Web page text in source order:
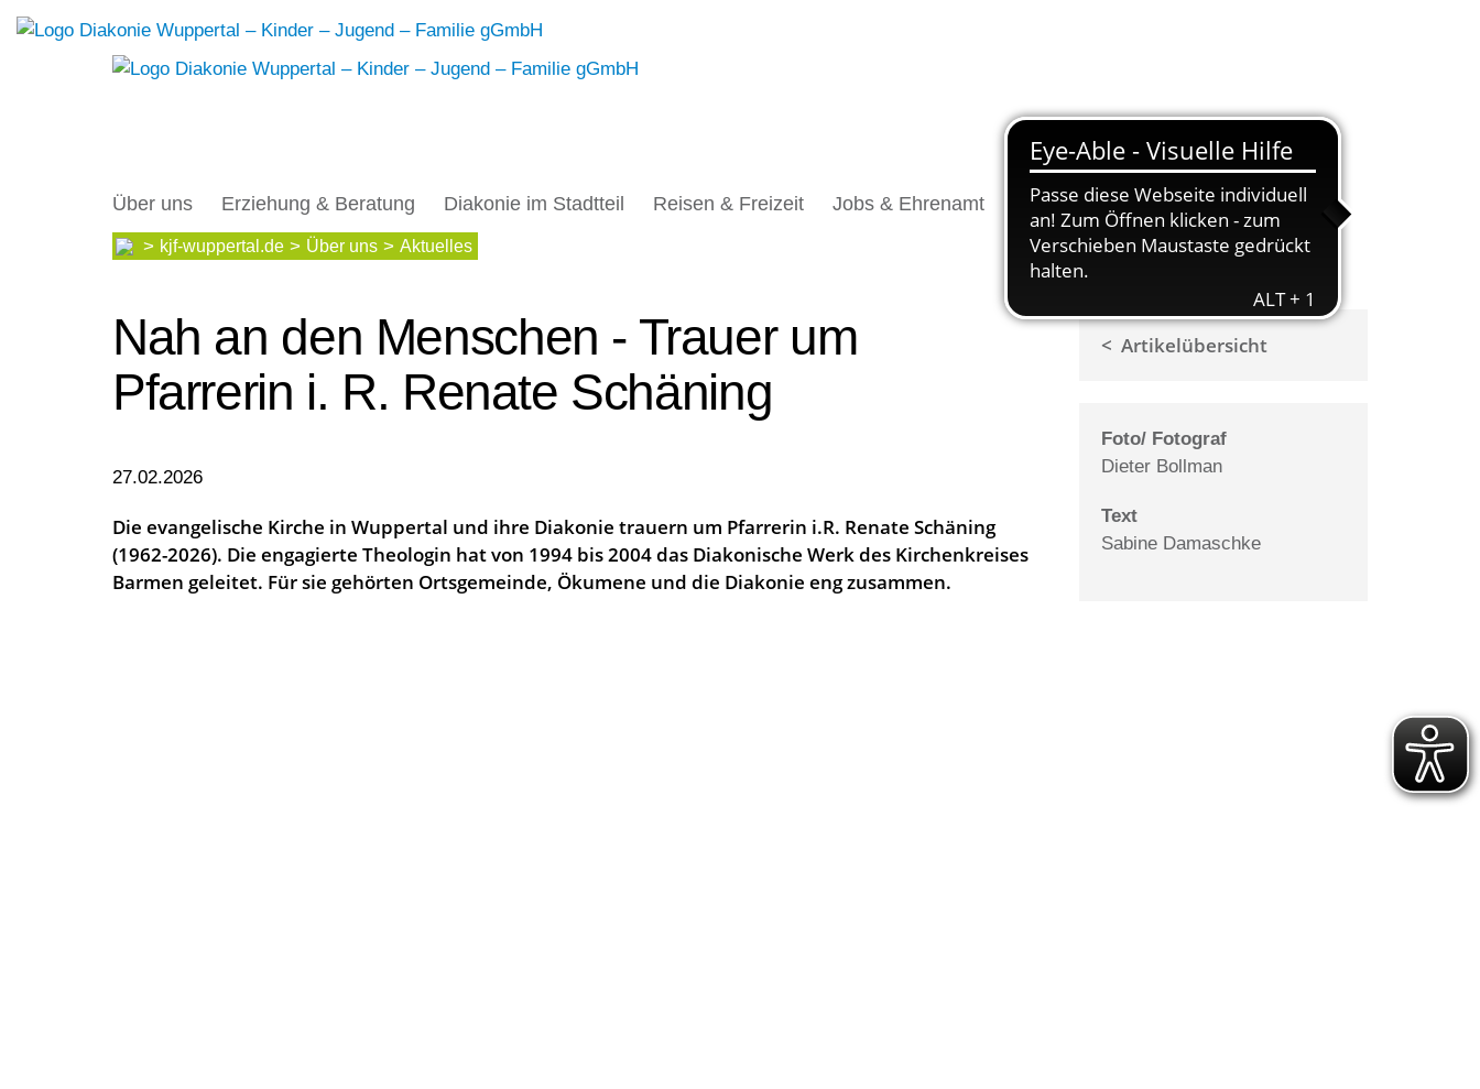
Über uns Erziehung & Beratung Diakonie im Stadtteil Reisen & Freizeit Jobs & Ehrenamt Suche
kjf-wuppertal.de Über uns Aktuelles
Nah an den Menschen - Trauer um
Pfarrerin i. R. Renate Schäning
27.02.2026
Die evangelische Kirche in Wuppertal und ihre Diakonie trauern um Pfarrerin i.R. Renate Schäning
(1962-2026). Die engagierte Theologin hat von 1994 bis 2004 das Diakonische Werk des Kirchenkreises
Barmen geleitet. Für sie gehörten Ortsgemeinde, Ökumene und die Diakonie eng zusammen.
< Artikelübersicht
Foto/ Fotograf
Dieter Bollman
Text
Sabine Damaschke